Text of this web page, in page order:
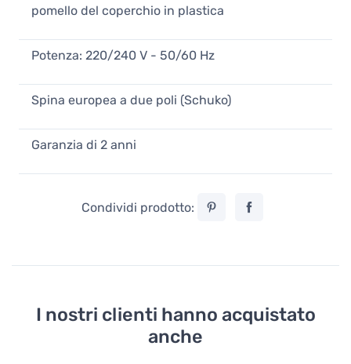
pomello del coperchio in plastica
Potenza: 220/240 V - 50/60 Hz
Spina europea a due poli (Schuko)
Garanzia di 2 anni
Condividi prodotto:
I nostri clienti hanno acquistato
anche